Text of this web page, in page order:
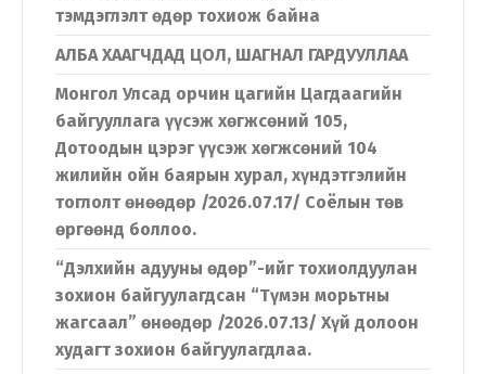
тэмдэглэлт өдөр тохиож байна
АЛБА ХААГЧДАД ЦОЛ, ШАГНАЛ ГАРДУУЛЛАА
Монгол Улсад орчин цагийн Цагдаагийн
байгууллага үүсэж хөгжсөний 105,
Дотоодын цэрэг үүсэж хөгжсөний 104
жилийн ойн баярын хурал, хүндэтгэлийн
тоглолт өнөөдөр /2026.07.17/ Соёлын төв
өргөөнд боллоо.
“Дэлхийн адууны өдөр”-ийг тохиолдуулан
зохион байгуулагдсан “Түмэн морьтны
жагсаал” өнөөдөр /2026.07.13/ Хүй долоон
худагт зохион байгуулагдлаа.